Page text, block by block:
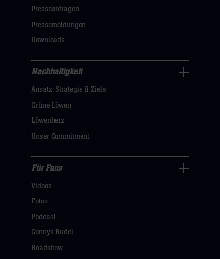
öffnen,
dann
klicken
hier
Presseanfragen
Pressemeldungen
Downloads
Nachhaltigkeit
Navigation
öffnen,
dann
hier
Nachhaltigkeit
Ansatz, Strategie & Ziele
Grüne Löwen
Löwenherz
Unser Commitment
Fans
Navigation
öffnen,
dann
Für Fans
Videos
Fotos
Podcast
Connys Rudel
Roadshow